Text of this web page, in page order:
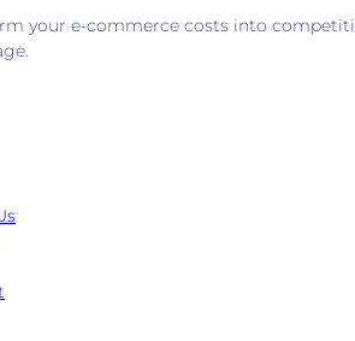
your e-commerce costs into